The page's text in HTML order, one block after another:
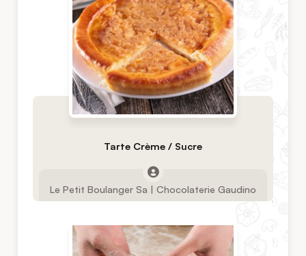
Tarte Crème / Sucre
Le Petit Boulanger Sa | Chocolaterie Gaudino